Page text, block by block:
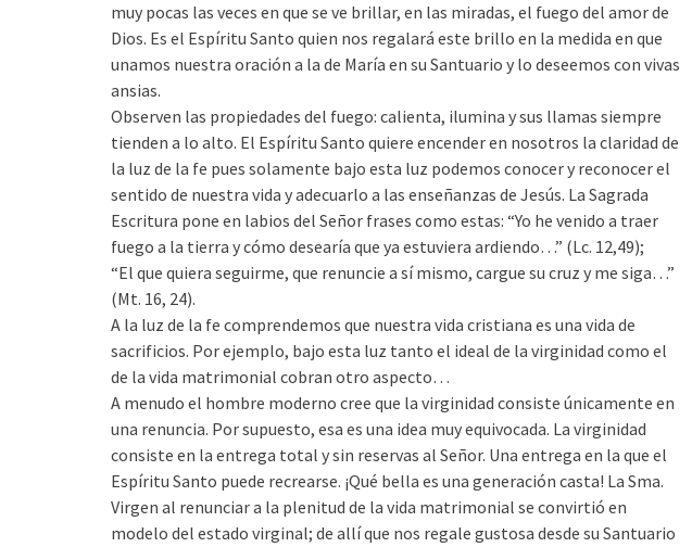
muy pocas las veces en que se ve brillar, en las miradas, el fuego del amor de
Dios. Es el Espíritu Santo quien nos regalará este brillo en la medida en que
unamos nuestra oración a la de María en su Santuario y lo deseemos con vivas
ansias.
Observen las propiedades del fuego: calienta, ilumina y sus llamas siempre
tienden a lo alto. El Espíritu Santo quiere encender en nosotros la claridad de
la luz de la fe pues solamente bajo esta luz podemos conocer y reconocer el
sentido de nuestra vida y adecuarlo a las enseñanzas de Jesús. La Sagrada
Escritura pone en labios del Señor frases como estas: “Yo he venido a traer
fuego a la tierra y cómo desearía que ya estuviera ardiendo…” (Lc. 12,49);
“El que quiera seguirme, que renuncie a sí mismo, cargue su cruz y me siga…”
(Mt. 16, 24).
A la luz de la fe comprendemos que nuestra vida cristiana es una vida de
sacrificios. Por ejemplo, bajo esta luz tanto el ideal de la virginidad como el
de la vida matrimonial cobran otro aspecto…
A menudo el hombre moderno cree que la virginidad consiste únicamente en
una renuncia. Por supuesto, esa es una idea muy equivocada. La virginidad
consiste en la entrega total y sin reservas al Señor. Una entrega en la que el
Espíritu Santo puede recrearse. ¡Qué bella es una generación casta! La Sma.
Virgen al renunciar a la plenitud de la vida matrimonial se convirtió en
modelo del estado virginal; de allí que nos regale gustosa desde su Santuario